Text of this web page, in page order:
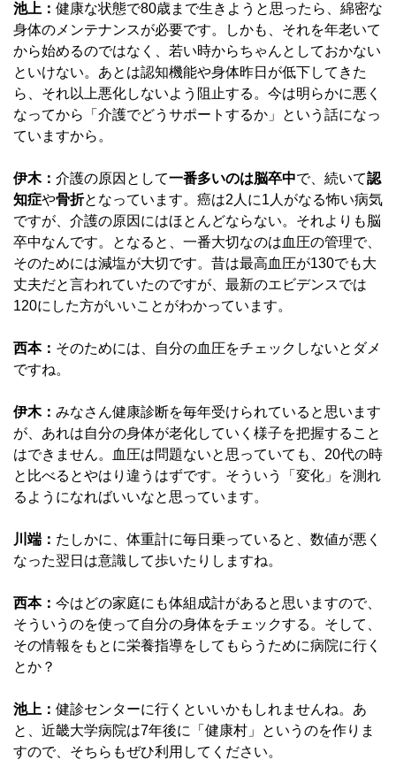
池上： 健康な状態で80歳まで生きようと思ったら、綿密な
身体のメンテナンスが必要です。しかも、それを年老いて
から始めるのではなく、若い時からちゃんとしておかない
といけない。あとは認知機能や身体昨日が低下してきた
ら、それ以上悪化しないよう阻止する。今は明らかに悪く
なってから「介護でどうサポートするか」という話になっ
ていますから。
伊木： 介護の原因として一番多いのは脳卒中で、続いて認
知症や骨折となっています。癌は2人に1人がなる怖い病気
ですが、介護の原因にはほとんどならない。それよりも脳
卒中なんです。となると、一番大切なのは血圧の管理で、
そのためには減塩が大切です。昔は最高血圧が130でも大
丈夫だと言われていたのですが、最新のエビデンスでは
120にした方がいいことがわかっています。
西本： そのためには、自分の血圧をチェックしないとダメ
ですね。
伊木： みなさん健康診断を毎年受けられていると思います
が、あれは自分の身体が老化していく様子を把握すること
はできません。血圧は問題ないと思っていても、20代の時
と比べるとやはり違うはずです。そういう「変化」を測れ
るようになればいいなと思っています。
川端： たしかに、体重計に毎日乗っていると、数値が悪く
なった翌日は意識して歩いたりしますね。
西本： 今はどの家庭にも体組成計があると思いますので、
そういうのを使って自分の身体をチェックする。そして、
その情報をもとに栄養指導をしてもらうために病院に行く
とか？
池上： 健診センターに行くといいかもしれませんね。あ
と、近畿大学病院は7年後に「健康村」というのを作りま
すので、そちらもぜひ利用してください。